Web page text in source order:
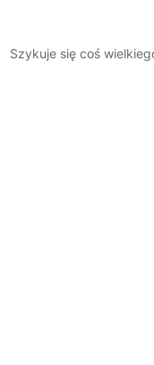
Szykuje się coś